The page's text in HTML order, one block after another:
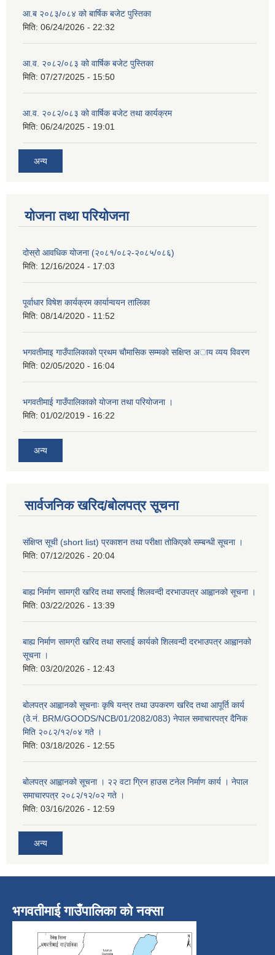
आ.ब २०८३/०८४ को बार्षिक बजेट पुस्तिका
मिति: 06/24/2026 - 22:32
आ.व. २०८२/०८३ को वार्षिक बजेट पुस्तिका
मिति: 07/27/2025 - 15:50
आ.व. २०८२/०८३ को वार्षिक बजेट तथा कार्यक्रम
मिति: 06/24/2025 - 19:01
अन्य
योजना तथा परियोजना
दोस्रो आवधिक योजना (२०८१/०८२-२०८५/०८६)
मिति: 12/16/2024 - 17:03
पूर्वाधार विषेश कार्यक्रम कार्यान्वयन तालिका
मिति: 08/14/2020 - 11:52
भगवतीमाइ गाउँपालिकाकाे प्रथम चाैमासिक सम्मकाे सक्षिप्त अाय व्यय विवरण
मिति: 02/05/2020 - 16:04
भगवतीमाई गाउँपालिकाको याेजना तथा परियाेजना ।
मिति: 01/02/2019 - 16:22
अन्य
सार्वजनिक खरिद/बोलपत्र सूचना
संक्षिप्त सूची (short list) प्रकाशन तथा परीक्षा तोकिएको सम्बन्धी सूचना ।
मिति: 07/12/2026 - 20:04
बाह्य निर्माण सामग्री खरिद तथा सप्लाई शिलवन्दी दरभाउपत्र आह्वानको सूचना ।
मिति: 03/22/2026 - 13:39
बाह्य निर्माण सामग्री खरिद तथा सप्लाई कार्यको शिलवन्दी दरभाउपत्र आह्वानको
सूचना ।
मिति: 03/20/2026 - 12:43
बोलपत्र आह्वानको सूचनाः कृषि यन्त्र तथा उपकरण खरिद तथा आपूर्ति कार्य
(ठे.नं. BRM/GOODS/NCB/01/2082/083) नेपाल समाचारपत्र दैनिक
मिति २०८२/१२/०४ गते ।
मिति: 03/18/2026 - 12:55
बोलपत्र आह्वानको सूचना । २२ वटा ग्रिन हाउस टनेल निर्माण कार्य । नेपाल
समाचारपत्र २०८२/१२/०२ गते ।
मिति: 03/16/2026 - 12:59
अन्य
भगवतीमाई गाउँपालिका को नक्सा